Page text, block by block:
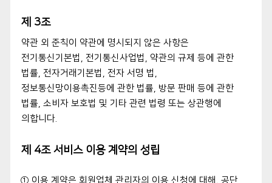
제 3조
약관 외 준칙이 약관에 명시되지 않은 사항은
전기통신기본법, 전기통신사업법, 약관의 규제 등에 관한
법률, 전자거래기본법, 전자 서명 법,
정보통신망이용촉진등에 관한 법률, 방문 판매 등에 관한
법률, 소비자 보호법 및 기타 관련 법령 또는 상관행에
의합니다.
제 4조 서비스 이용 계약의 성립
① 이용 계약은 회원업체 관리자의 이용 신청에 대해, 공단